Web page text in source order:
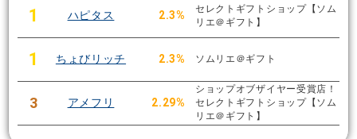
1 ハピタス 2.3%
セレクトギフトショップ【ソム
リエ＠ギフト】
1 ちょびリッチ 2.3% ソムリエ＠ギフト
3 アメフリ 2.29%
ショップオブザイヤー受賞店！
セレクトギフトショップ【ソム
リエ＠ギフト】